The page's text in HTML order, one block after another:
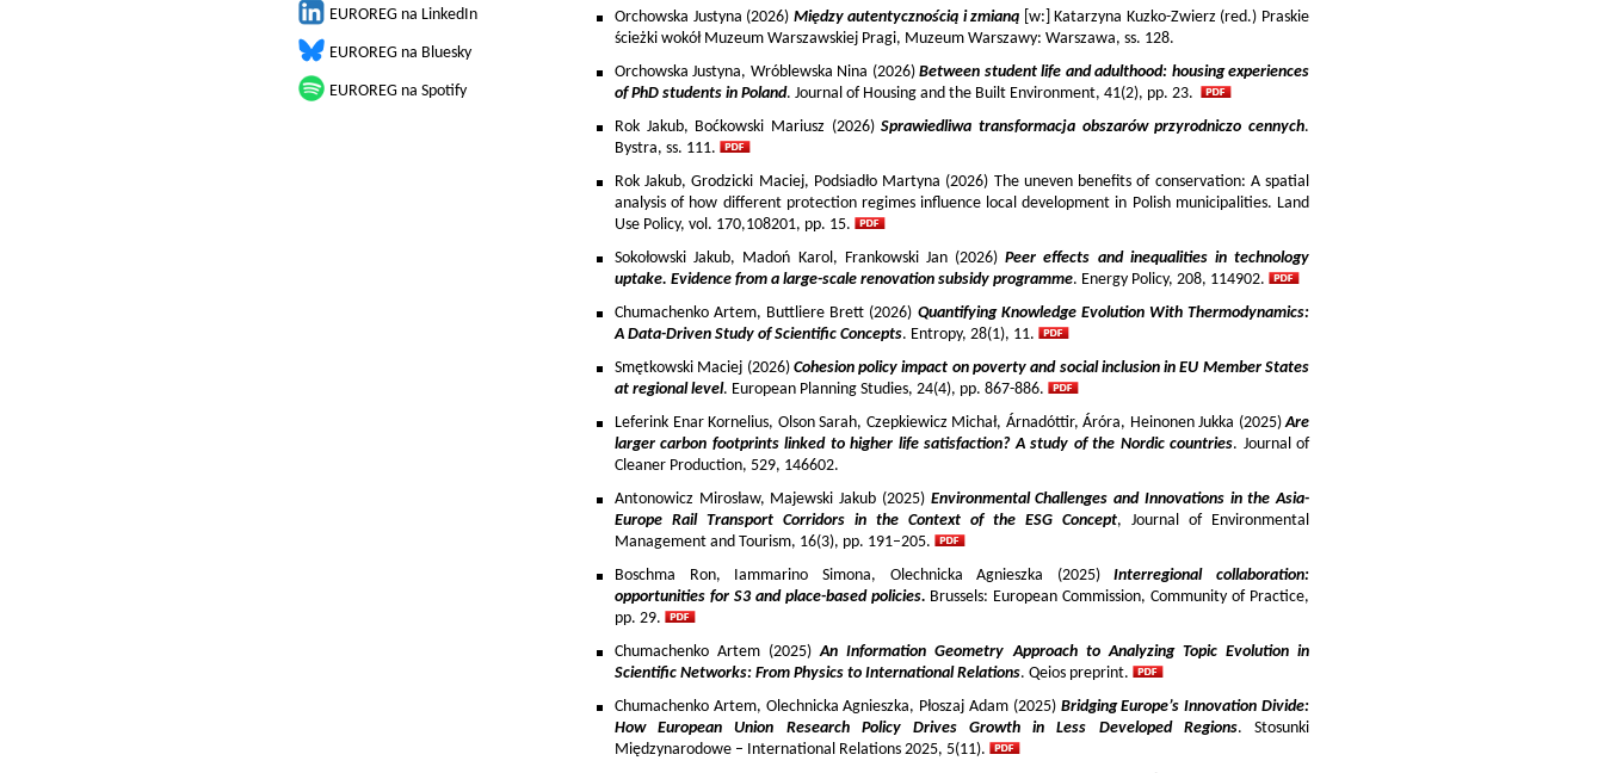
EUROREG na LinkedIn
EUROREG na Bluesky
EUROREG na Spotify
Orchowska Justyna (2026) Między autentycznością i zmianą [w:] Katarzyna Kuzko-Zwierz (red.) Praskie
ścieżki wokół Muzeum Warszawskiej Pragi, Muzeum Warszawy: Warszawa, ss. 128.
Orchowska Justyna, Wróblewska Nina (2026)Between student life and adulthood: housing experiences
of PhD students in Poland. Journal of Housing and the Built Environment, 41(2), pp. 23.
Rok Jakub, Boćkowski Mariusz (2026)Sprawiedliwa transformacja obszarów przyrodniczo cennych.
Bystra, ss. 111.
Rok Jakub, Grodzicki Maciej, Podsiadło Martyna (2026) The uneven benefits of conservation: A spatial
analysis of how different protection regimes influence local development in Polish municipalities. Land
Use Policy, vol. 170,108201, pp. 15.
Sokołowski Jakub, Madoń Karol, Frankowski Jan (2026)Peer effects and inequalities in technology
uptake. Evidence from a large-scale renovation subsidy programme. Energy Policy, 208, 114902.
Chumachenko Artem, Buttliere Brett (2026) Quantifying Knowledge Evolution With Thermodynamics:
A Data-Driven Study of Scientific Concepts. Entropy, 28(1), 11.
Smętkowski Maciej (2026) Cohesion policy impact on poverty and social inclusion in EU Member States
at regional level. European Planning Studies, 24(4), pp. 867-886.
Leferink Enar Kornelius, Olson Sarah, Czepkiewicz Michał, Árnadóttir, Áróra, Heinonen Jukka (2025)Are
larger carbon footprints linked to higher life satisfaction? A study of the Nordic countries. Journal of
Cleaner Production, 529, 146602.
Antonowicz Mirosław, Majewski Jakub (2025) Environmental Challenges and Innovations in the Asia-
Europe Rail Transport Corridors in the Context of the ESG Concept, Journal of Environmental
Management and Tourism, 16(3), pp. 191–205.
Boschma Ron, Iammarino Simona, Olechnicka Agnieszka (2025)Interregional collaboration:
opportunities for S3 and place-based policies. Brussels: European Commission, Community of Practice,
pp. 29.
Chumachenko Artem (2025)An Information Geometry Approach to Analyzing Topic Evolution in
Scientific Networks: From Physics to International Relations. Qeios preprint.
Chumachenko Artem, Olechnicka Agnieszka, Płoszaj Adam (2025) Bridging Europe’s Innovation Divide:
How European Union Research Policy Drives Growth in Less Developed Regions. Stosunki
Międzynarodowe – International Relations 2025, 5(11).